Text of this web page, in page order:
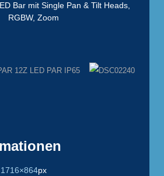
Bar mit Single Pan & Tilt Heads,
RGBW, Zoom
1716×864px